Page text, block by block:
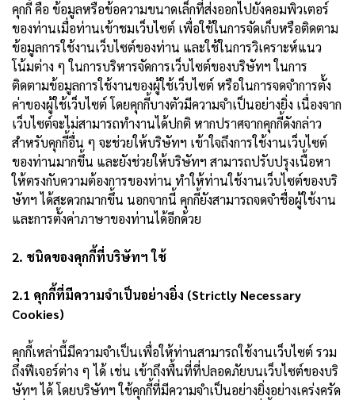
คุกกี้ คือ ข้อมูลหรือข้อความขนาดเล็กที่ส่งออกไปยังคอมพิวเตอร์
ของท่านเมื่อท่านเข้าชมเว็บไซต์ เพื่อใช้ในการจัดเก็บหรือติดตาม
ข้อมูลการใช้งานเว็บไซต์ของท่าน และใช้ในการวิเคราะห์แนว
โน้มต่าง ๆ ในการบริหารจัดการเว็บไซต์ของบริษัทฯ ในการ
ติดตามข้อมูลการใช้งานของผู้ใช้เว็บไซต์ หรือในการจดจำการตั้ง
ค่าของผู้ใช้เว็บไซต์ โดยคุกกี้บางตัวมีความจำเป็นอย่างยิ่ง เนื่องจาก
เว็บไซต์จะไม่สามารถทำงานได้ปกติ หากปราศจากคุกกี้ดังกล่าว
สำหรับคุกกี้อื่น ๆ จะช่วยให้บริษัทฯ เข้าใจถึงการใช้งานเว็บไซต์
ของท่านมากขึ้น และยังช่วยให้บริษัทฯ สามารถปรับปรุงเนื้อหา
ให้ตรงกับความต้องการของท่าน ทำให้ท่านใช้งานเว็บไซต์ของบริ
ษัทฯ ได้สะดวกมากขึ้น นอกจากนี้ คุกกี้ยังสามารถจดจำชื่อผู้ใช้งาน
และการตั้งค่าภาษาของท่านได้อีกด้วย
2. ชนิดของคุกกี้ที่บริษัทฯ ใช้
2.1 คุกกี้ที่มีความจำเป็นอย่างยิ่ง (Strictly Necessary
Cookies)
คุกกี้เหล่านี้มีความจำเป็นเพื่อให้ท่านสามารถใช้งานเว็บไซต์ รวม
ถึงฟีเจอร์ต่าง ๆ ได้ เช่น เข้าถึงพื้นที่ที่ปลอดภัยบนเว็บไซต์ของบริ
ษัทฯ ได้ โดยบริษัทฯ ใช้คุกกี้ที่มีความจำเป็นอย่างยิ่งอย่างเคร่งครัด